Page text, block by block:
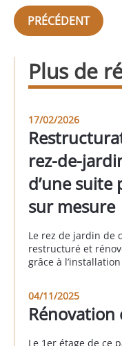
PRÉCÉDENT
Plus de
17/02/2026
rez-de-
d’une suite
sur mesure
Le rez de jardin de
restructuré et
grâce à
chambre et une
été faite en
04/11/2025
Rénovation
Le 1er étage de ce